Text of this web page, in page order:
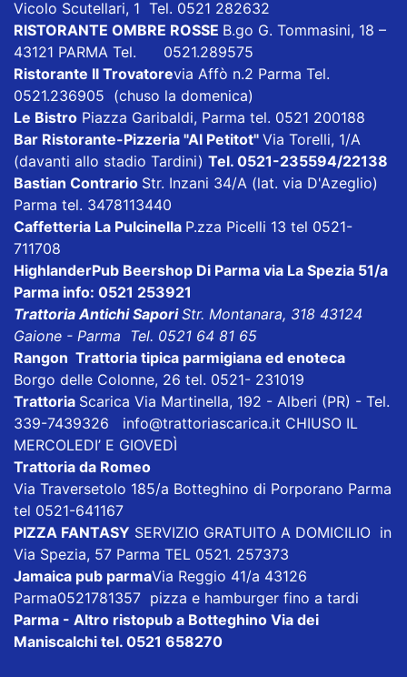
Vicolo Scutellari, 1 Tel. 0521 282632
RISTORANTE OMBRE ROSSE B.go G. Tommasini, 18 –
43121 PARMA Tel. 0521.289575
Ristorante Il Trovatorevia Affò n.2 Parma Tel.
0521.236905 (chuso la domenica)
Le Bistro Piazza Garibaldi, Parma tel. 0521 200188
Bar Ristorante-Pizzeria "Al Petitot" Via Torelli, 1/A
(davanti allo stadio Tardini) Tel. 0521-235594/22138
Bastian Contrario Str. Inzani 34/A (lat. via D'Azeglio)
Parma tel. 3478113440
Caffetteria La Pulcinella P.zza Picelli 13 tel 0521-
711708
HighlanderPub Beershop Di Parma via La Spezia 51/a
Parma info: 0521 253921
Trattoria Antichi SaporiStr. Montanara, 318 43124
Gaione - Parma Tel. 0521 64 81 65
Rangon Trattoria tipica parmigiana ed enoteca
Borgo delle Colonne, 26 tel. 0521- 231019
Trattoria Scarica Via Martinella, 192 - Alberi (PR) - Tel.
339-7439326 info@trattoriascarica.it CHIUSO IL
MERCOLEDI’ E GIOVEDÌ
Trattoria da Romeo
Via Traversetolo 185/a Botteghino di Porporano Parma
tel 0521-641167
PIZZA FANTASY SERVIZIO GRATUITO A DOMICILIO in
Via Spezia, 57 Parma TEL 0521. 257373
Jamaica pub parmaVia Reggio 41/a 43126
Parma0521781357 pizza e hamburger fino a tardi
Parma - Altro ristopub a Botteghino Via dei
Maniscalchi tel. 0521 658270